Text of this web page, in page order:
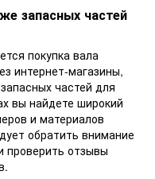
запасных частей
покупка вала
интернет-магазины,
частей для
вы найдете широкий
и материалов
обратить внимание
проверить отзывы